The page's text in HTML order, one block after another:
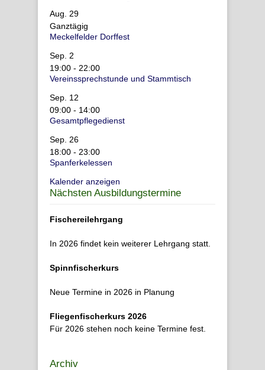
Aug. 29
Ganztägig
Meckelfelder Dorffest
Sep. 2
19:00 - 22:00
Vereinssprechstunde und Stammtisch
Sep. 12
09:00 - 14:00
Gesamtpflegedienst
Sep. 26
18:00 - 23:00
Spanferkelessen
Kalender anzeigen
Nächsten Ausbildungstermine
Fischereilehrgang
In 2026 findet kein weiterer Lehrgang statt.
Spinnfischerkurs
Neue Termine in 2026 in Planung
Fliegenfischerkurs 2026
Für 2026 stehen noch keine Termine fest.
Archiv